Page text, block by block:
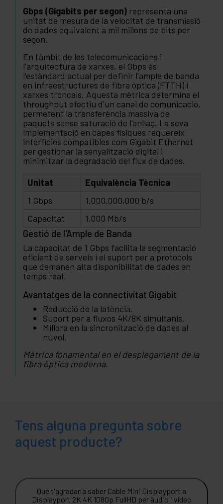
Gbps (Gigabits per segon) representa una
unitat de mesura de la velocitat de transmissió
de dades equivalent a mil milions de bits per
segon.
En l'àmbit de les telecomunicacions i
l'arquitectura de xarxes, el Gbps és
l'estàndard actual per definir l'ample de banda
en infraestructures de fibra òptica (FTTH) i
xarxes troncals. Aquesta mètrica determina el
throughput efectiu d'un canal de comunicació,
permetent la transferència massiva de
paquets sense saturació de l'enllaç. La seva
implementació en capes físiques requereix
interfícies compatibles com Gigabit Ethernet
per gestionar la senyalització digital i
minimitzar la degradació del flux de dades.
Unitat
Equivalència Tècnica
1 Gbps
1,000,000,000 b/s
Capacitat
1,000 Mb/s
Gestió de l'Ample de Banda
La capacitat de 1 Gbps facilita la segmentació
eficient de serveis i el suport per a protocols
que demanen alta disponibilitat de dades en
temps real.
Avantatges de la connectivitat Gigabit
Reducció de la latència.
Suport per a fluxos 4K/8K simultanis.
Millora en la sincronització de dades al
núvol.
Mètrica fonamental en el desplegament de la
fibra òptica moderna.
Tens alguna pregunta sobre
aquest producte?
Què t'agradaria saber Cable Mini Displayport a
Displayport 2K 4K 1080p FullHD per àudio i vídeo